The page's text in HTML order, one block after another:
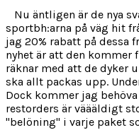
Nu äntligen är de nya
sportbh:arna på väg hit
jag 20% rabatt på dessa
nyhet är att den kommer
räknar med att de dyker
ska allt packas upp.
Dock kommer jag
restorders är väääldigt
"belöning" i varje paket